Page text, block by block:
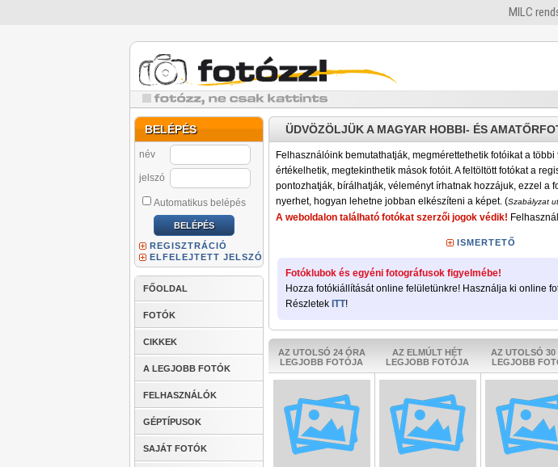
MILC
BELÉPÉS
név
jelszó
Automatikus belépés
REGISZTRÁCIÓ
ELFELEJTETT JELSZÓ
FŐOLDAL
FOTÓK
CIKKEK
A LEGJOBB FOTÓK
FELHASZNÁLÓK
GÉPTÍPUSOK
SAJÁT FOTÓK
ÜDVÖZÖLJÜK A MAGYAR HOBBI- ÉS
Felhasználóink bemutathatják, megmérettethetik fotóikat a
értékelhetik, megtekinthetik mások fotóit. A feltöltött fotókat a
pontozhatják, bírálhatják, véleményt írhatnak hozzájuk, ezzel a
nyerhet, hogyan lehetne jobban elkészíteni a képet. (Szabályzat
A weboldalon található fotókat szerzői jogok védik!
ISMERTETŐ
Fotóklubok és egyéni fotográfusok figyelmébe!
Hozza fotókiállítását online felületünkre! Használja ki online
Részletek ITT!
AZ UTOLSÓ 24 ÓRA
LEGJOBB FOTÓJA
AZ ELMÚLT HÉT
LEGJOBB FOTÓJA
AZ UTOLSÓ 30
LEGJOBB